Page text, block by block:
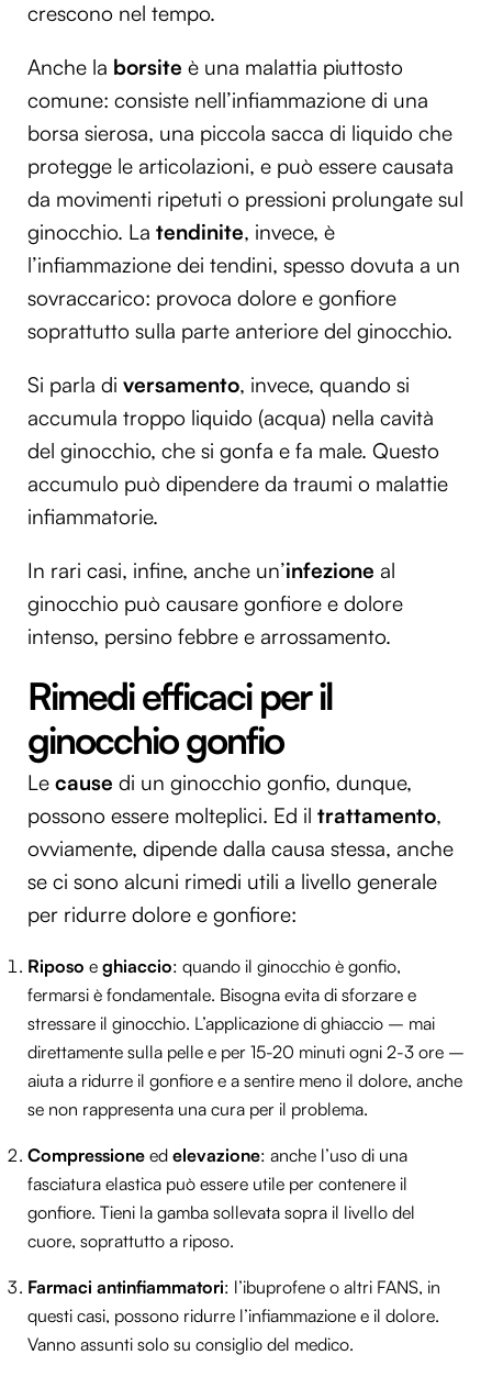
crescono nel tempo.
Anche la borsite è una malattia piuttosto
comune: consiste nell’infiammazione di una
borsa sierosa, una piccola sacca di liquido che
protegge le articolazioni, e può essere causata
da movimenti ripetuti o pressioni prolungate sul
ginocchio. La tendinite, invece, è
l’infiammazione dei tendini, spesso dovuta a un
sovraccarico: provoca dolore e gonfiore
soprattutto sulla parte anteriore del ginocchio.
Si parla di versamento, invece, quando si
accumula troppo liquido (acqua) nella cavità
del ginocchio, che si gonfa e fa male. Questo
accumulo può dipendere da traumi o malattie
infiammatorie.
In rari casi, infine, anche un’infezione al
ginocchio può causare gonfiore e dolore
intenso, persino febbre e arrossamento.
Rimedi efficaci per il
ginocchio gonfio
Le cause di un ginocchio gonfio, dunque,
possono essere molteplici. Ed il trattamento,
ovviamente, dipende dalla causa stessa, anche
se ci sono alcuni rimedi utili a livello generale
per ridurre dolore e gonfiore:
Riposo e ghiaccio: quando il ginocchio è gonfio,
fermarsi è fondamentale. Bisogna evita di sforzare e
stressare il ginocchio. L’applicazione di ghiaccio – mai
direttamente sulla pelle e per 15-20 minuti ogni 2-3 ore –
aiuta a ridurre il gonfiore e a sentire meno il dolore, anche
se non rappresenta una cura per il problema.
Compressione ed elevazione: anche l’uso di una
fasciatura elastica può essere utile per contenere il
gonfiore. Tieni la gamba sollevata sopra il livello del
cuore, soprattutto a riposo.
Farmaci antinfiammatori: l’ibuprofene o altri FANS, in
questi casi, possono ridurre l’infiammazione e il dolore.
Vanno assunti solo su consiglio del medico.